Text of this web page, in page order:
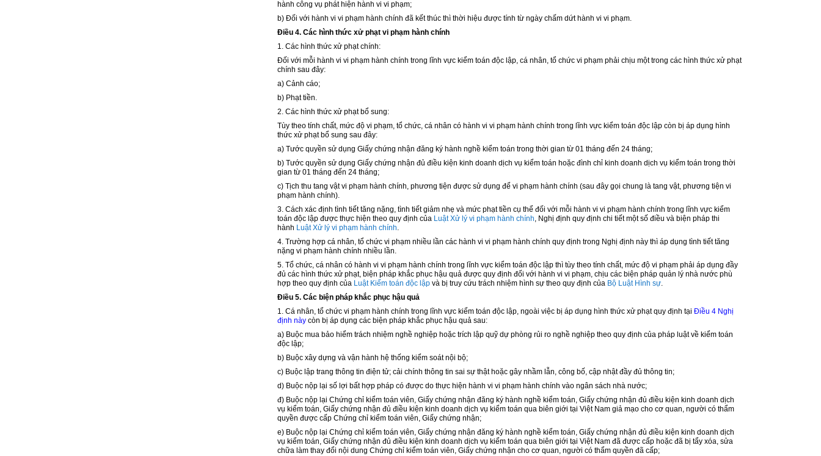
hành công vụ phát hiện hành vi vi phạm;
b) Đối với hành vi vi phạm hành chính đã kết thúc thì thời hiệu được tính từ ngày chấm dứt hành vi vi phạm.
Điều 4. Các hình thức xử phạt vi phạm hành chính
1. Các hình thức xử phạt chính:
Đối với mỗi hành vi vi phạm hành chính trong lĩnh vực kiểm toán độc lập, cá nhân, tổ chức vi phạm phải chịu một trong các hình thức xử phạt
chính sau đây:
a) Cảnh cáo;
b) Phạt tiền.
2. Các hình thức xử phạt bổ sung:
Tùy theo tính chất, mức độ vi phạm, tổ chức, cá nhân có hành vi vi phạm hành chính trong lĩnh vực kiểm toán độc lập còn bị áp dụng hình
thức xử phạt bổ sung sau đây:
a) Tước quyền sử dụng Giấy chứng nhận đăng ký hành nghề kiểm toán trong thời gian từ 01 tháng đến 24 tháng;
b) Tước quyền sử dụng Giấy chứng nhận đủ điều kiện kinh doanh dịch vụ kiểm toán hoặc đình chỉ kinh doanh dịch vụ kiểm toán trong thời
gian từ 01 tháng đến 24 tháng;
c) Tịch thu tang vật vi phạm hành chính, phương tiện được sử dụng để vi phạm hành chính (sau đây gọi chung là tang vật, phương tiện vi
phạm hành chính).
3. Cách xác định tình tiết tăng nặng, tình tiết giảm nhẹ và mức phạt tiền cụ thể đối với mỗi hành vi vi phạm hành chính trong lĩnh vực kiểm
toán độc lập được thực hiện theo quy định của Luật Xử lý vi phạm hành chính, Nghị định quy định chi tiết một số điều và biện pháp thi
hành Luật Xử lý vi phạm hành chính.
4. Trường hợp cá nhân, tổ chức vi phạm nhiều lần các hành vi vi phạm hành chính quy định trong Nghị định này thì áp dụng tình tiết tăng
nặng vi phạm hành chính nhiều lần.
5. Tổ chức, cá nhân có hành vi vi phạm hành chính trong lĩnh vực kiểm toán độc lập thì tùy theo tính chất, mức độ vi phạm phải áp dụng đầy
đủ các hình thức xử phạt, biện pháp khắc phục hậu quả được quy định đối với hành vi vi phạm, chịu các biện pháp quản lý nhà nước phù
hợp theo quy định của Luật Kiểm toán độc lập và bị truy cứu trách nhiệm hình sự theo quy định của Bộ Luật Hình sự.
Điều 5. Các biện pháp khắc phục hậu quả
1. Cá nhân, tổ chức vi phạm hành chính trong lĩnh vực kiểm toán độc lập, ngoài việc bị áp dụng hình thức xử phạt quy định tạiĐiều 4 Nghị
định này còn bị áp dụng các biện pháp khắc phục hậu quả sau:
a) Buộc mua bảo hiểm trách nhiệm nghề nghiệp hoặc trích lập quỹ dự phòng rủi ro nghề nghiệp theo quy định của pháp luật về kiểm toán
độc lập;
b) Buộc xây dựng và vận hành hệ thống kiểm soát nội bộ;
c) Buộc lập trang thông tin điện tử; cải chính thông tin sai sự thật hoặc gây nhầm lẫn, công bố, cập nhật đầy đủ thông tin;
d) Buộc nộp lại số lợi bất hợp pháp có được do thực hiện hành vi vi phạm hành chính vào ngân sách nhà nước;
đ) Buộc nộp lại Chứng chỉ kiểm toán viên, Giấy chứng nhận đăng ký hành nghề kiểm toán, Giấy chứng nhận đủ điều kiện kinh doanh dịch
vụ kiểm toán, Giấy chứng nhận đủ điều kiện kinh doanh dịch vụ kiểm toán qua biên giới tại Việt Nam giả mạo cho cơ quan, người có thẩm
quyền được cấp Chứng chỉ kiểm toán viên, Giấy chứng nhận;
e) Buộc nộp lại Chứng chỉ kiểm toán viên, Giấy chứng nhận đăng ký hành nghề kiểm toán, Giấy chứng nhận đủ điều kiện kinh doanh dịch
vụ kiểm toán, Giấy chứng nhận đủ điều kiện kinh doanh dịch vụ kiểm toán qua biên giới tại Việt Nam đã được cấp hoặc đã bị tẩy xóa, sửa
chữa làm thay đổi nội dung Chứng chỉ kiểm toán viên, Giấy chứng nhận cho cơ quan, người có thẩm quyền đã cấp;